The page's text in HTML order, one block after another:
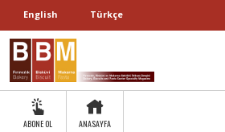
English Türkçe
ABONE OL ANASAYFA